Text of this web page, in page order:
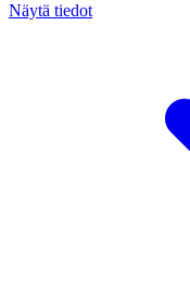
Näytä tiedot